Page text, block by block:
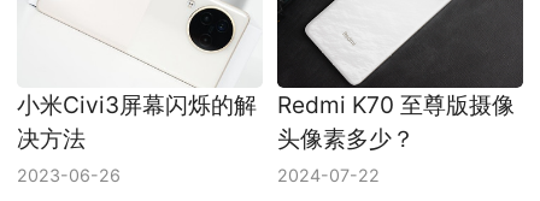
小米Civi3屏幕闪烁的解
决方法
2023-06-26
Redmi K70 至尊版摄像
头像素多少？
2024-07-22